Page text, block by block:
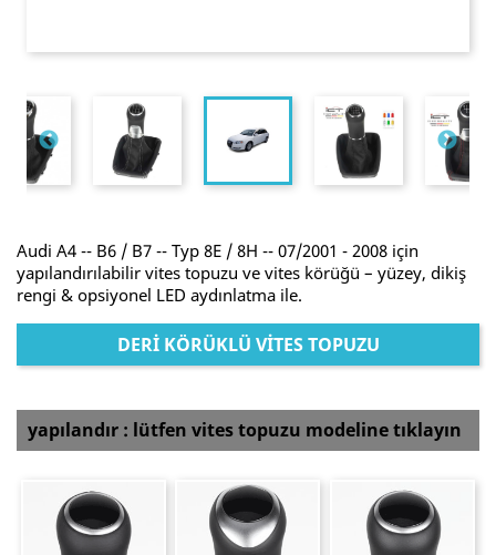
Audi A4 -- B6 / B7 -- Typ 8E / 8H -- 07/2001 - 2008 için
yapılandırılabilir vites topuzu ve vites körüğü – yüzey, dikiş
rengi & opsiyonel LED aydınlatma ile.
DERI KÖRÜKLÜ VITES TOPUZU
yapılandır : lütfen vites topuzu modeline tıklayın